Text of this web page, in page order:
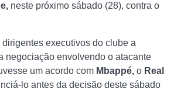
neste próximo sábado (28), contra o
executivos do clube a
negociação envolvendo o atacante
um acordo com Mbappé, o Real
lo antes da decisão deste sábado